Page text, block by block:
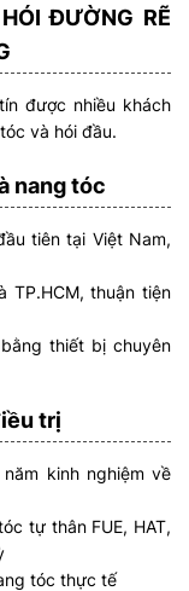
ĐƯỜNG RẼ
được nhiều khách
và hói đầu.
nang tóc
tiên tại Việt Nam,
TP.HCM, thuận tiện
thiết bị chuyên
trị
kinh nghiệm về
tự thân FUE, HAT,
tóc thực tế